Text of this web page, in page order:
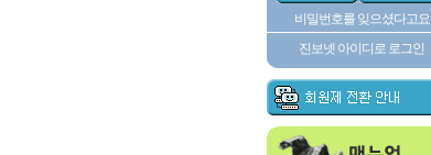
비밀번호를 잊으셨다고요
진보넷 아이디로 로그인